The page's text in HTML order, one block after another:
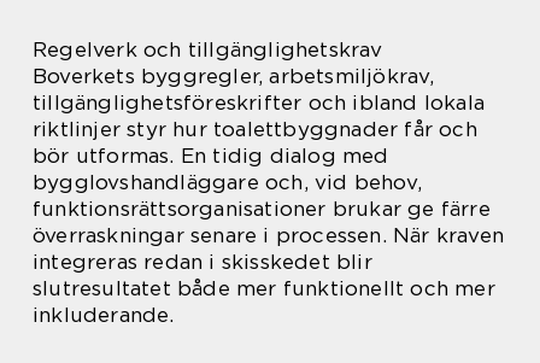
Regelverk och tillgänglighetskrav
Boverkets byggregler, arbetsmiljökrav,
tillgänglighetsföreskrifter och ibland lokala
riktlinjer styr hur toalettbyggnader får och
bör utformas. En tidig dialog med
bygglovshandläggare och, vid behov,
funktionsrättsorganisationer brukar ge färre
överraskningar senare i processen. När kraven
integreras redan i skisskedet blir
slutresultatet både mer funktionellt och mer
inkluderande.